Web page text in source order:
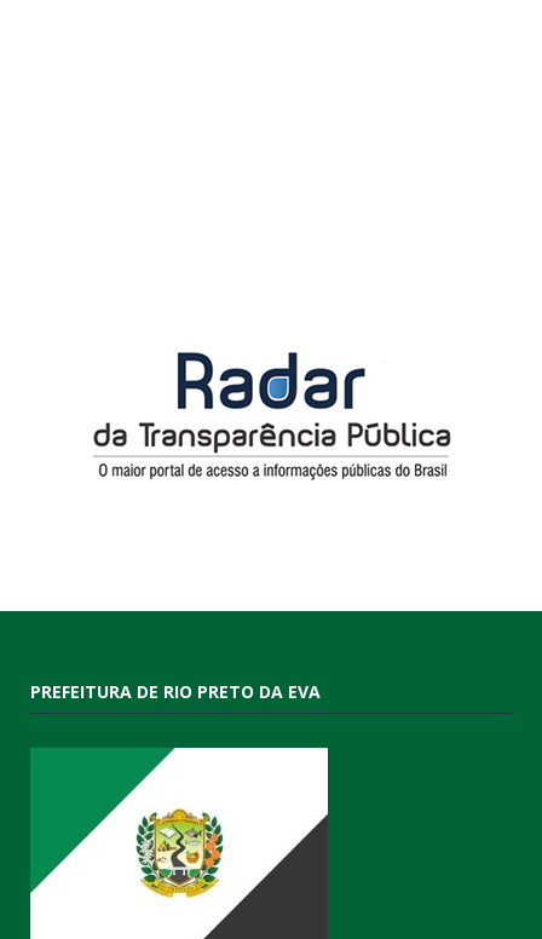
PREFEITURA DE RIO PRETO DA EVA